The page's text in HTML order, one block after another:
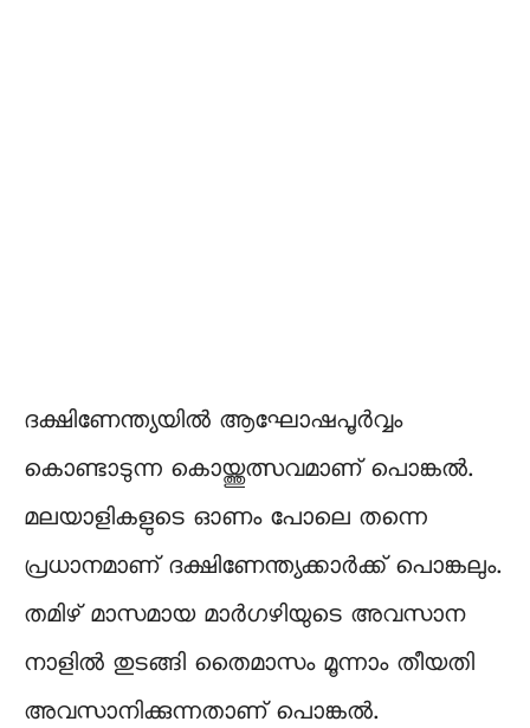
ദക്ഷിണേന്ത്യയിൽ ആഘോഷപൂർവ്വം
കൊണ്ടാടുന്ന കൊയ്ത്തുത്സവമാണ് പൊങ്കൽ.
മലയാളികളുടെ ഓണം പോലെ തന്നെ
പ്രധാനമാണ് ദക്ഷിണേന്ത്യക്കാർക്ക് പൊങ്കലും.
തമിഴ് മാസമായ മാർഗഴിയുടെ അവസാന
നാളിൽ തുടങ്ങി തൈമാസം മൂന്നാം തീയതി
അവസാനിക്കുന്നതാണ് പൊങ്കൽ.